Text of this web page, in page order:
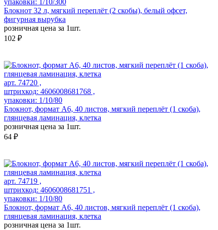
упаковки: 1/10/300
Блокнот 32 л, мягкий переплёт (2 скобы), белый офсет,
фигурная вырубка
розничная цена за 1шт.
102 ₽
арт. 74720 ,
штрихкод: 4606008681768 ,
упаковки: 1/10/80
Блокнот, формат А6, 40 листов, мягкий переплёт (1 скоба),
глянцевая ламинация, клетка
розничная цена за 1шт.
64 ₽
арт. 74719 ,
штрихкод: 4606008681751 ,
упаковки: 1/10/80
Блокнот, формат А6, 40 листов, мягкий переплёт (1 скоба),
глянцевая ламинация, клетка
розничная цена за 1шт.